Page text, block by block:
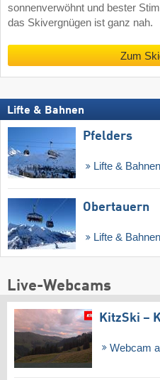
sonnenverwöhnt und bester
das Skivergnügen ist ganz nah.
Zum
Lifte & Bahnen
Pfelders
Lifte &
Obertauern
Lifte &
Live-Webcams
KitzSki –
Webcam